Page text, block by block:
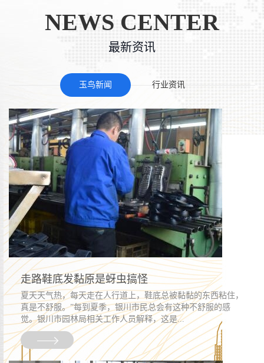
NEWS CENTER
最新资讯
玉鸟新闻 行业资讯
走路鞋底发黏原是蚜虫搞怪
夏天天气热，每天走在人行道上，鞋底总被黏黏的东西粘住，
真是不舒服。”每到夏季，银川市民总会有这种不舒服的感
觉。银川市园林局相关工作人员解释，这是...